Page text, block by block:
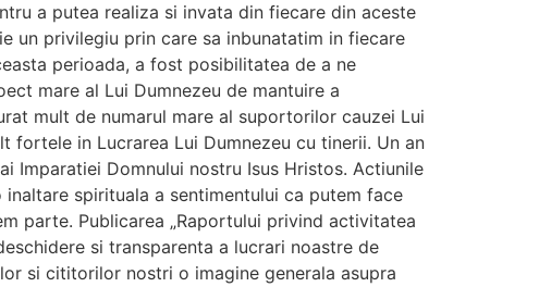
a putea realiza si invata din fiecare din aceste
un privilegiu prin care sa inbunatatim in fiecare
perioada, a fost posibilitatea de a ne
mare al Lui Dumnezeu de mantuire a
mult de numarul mare al suportorilor cauzei Lui
fortele in Lucrarea Lui Dumnezeu cu tinerii. Un an
Imparatiei Domnului nostru Isus Hristos. Actiunile
spirituala a sentimentului ca putem face
parte. Publicarea „Raportului privind activitatea
si transparenta a lucrari noastre de
si cititorilor nostri o imagine generala asupra